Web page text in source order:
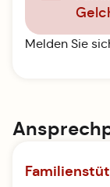
Melden Sie